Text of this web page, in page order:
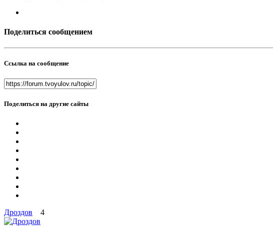
Поделиться сообщением
Ссылка на сообщение
Поделиться на другие сайты
Дроздов 4